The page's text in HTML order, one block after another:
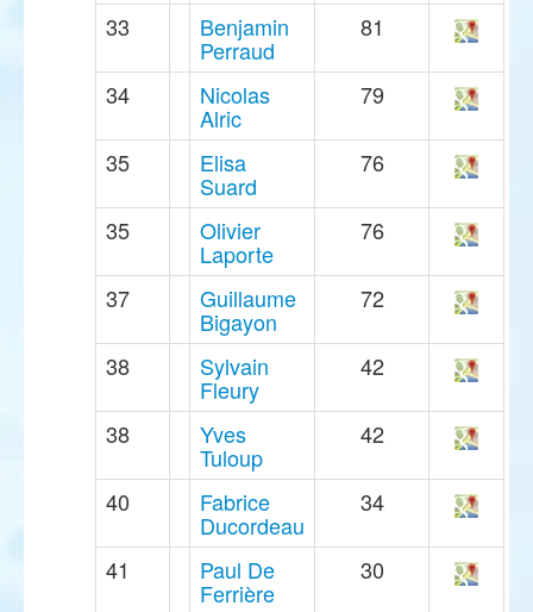
33 Benjamin
Perraud
81
34 Nicolas
Alric
79
35 Elisa
Suard
76
35 Olivier
Laporte
76
37 Guillaume
Bigayon
72
38 Sylvain
Fleury
42
38 Yves
Tuloup
42
40 Fabrice
Ducordeau
34
41 Paul De
Ferrière
30